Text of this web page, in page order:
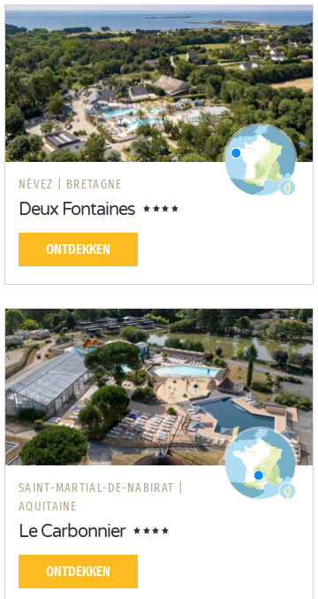
NÉVEZ | BRETAGNE
Deux Fontaines
ONTDEKKEN
SAINT-MARTIAL-DE-NABIRAT |
AQUITAINE
Le Carbonnier
ONTDEKKEN